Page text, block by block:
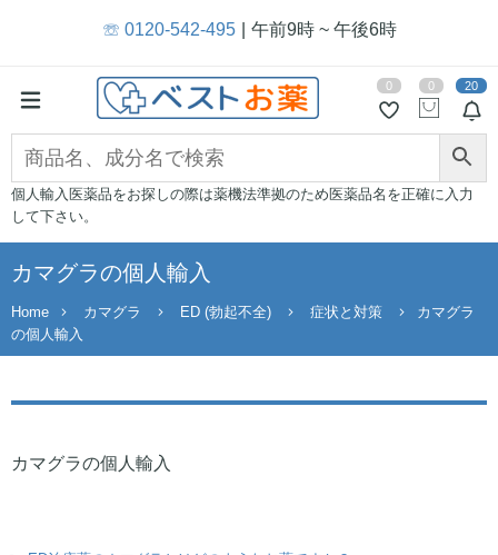
☏ 0120-542-495 午前9時 ~ 午後6時
20
0 0
個人輸入医薬品をお探しの際は薬機法準拠のため医薬品名を正確に入力
して下さい。
カマグラの個人輸入
Home カマグラ ED (勃起不全) 症状と対策
カマグラ
の個人輸入
カマグラの個人輸入